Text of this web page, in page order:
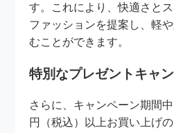
す。これにより、快適さと
ファッションを提案し、軽
むことができます。
特別なプレゼントキャ
さらに、キャンペーン期間
円（税込）以上お買い上げの